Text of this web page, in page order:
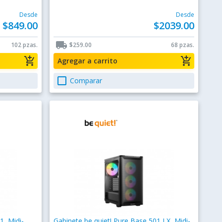
Desde
$849.00
102 pzas.
add_shopping_cart
Desde
$2039.00
local_shipping $259.00 68 pzas.
add_shopping_cart
Agregar a carrito
check_box_outline_blank Comparar